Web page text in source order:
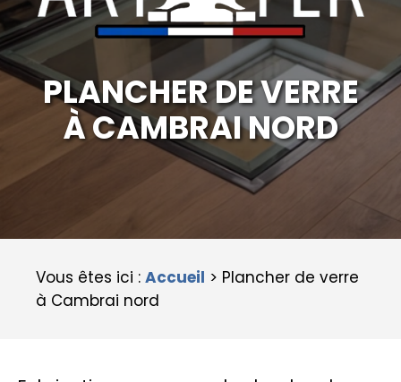
PLANCHER DE VERRE
À CAMBRAI NORD
Vous êtes ici : Accueil > Plancher de verre
à Cambrai nord